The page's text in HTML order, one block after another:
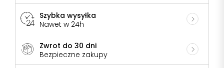
Szybka wysyłka
Nawet w 24h
Zwrot do 30 dni
Bezpieczne zakupy